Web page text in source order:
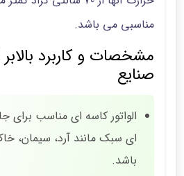
مناسبی می باشد.
مشخصات و کاربرد
صنایع
الواتور کاسه ای مناسب برای
ای سبک مانند آرد، سیمان،
باشد.